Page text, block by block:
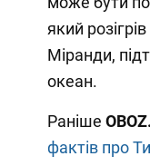
який
Міранди,
океан.
Раніше
фактів про